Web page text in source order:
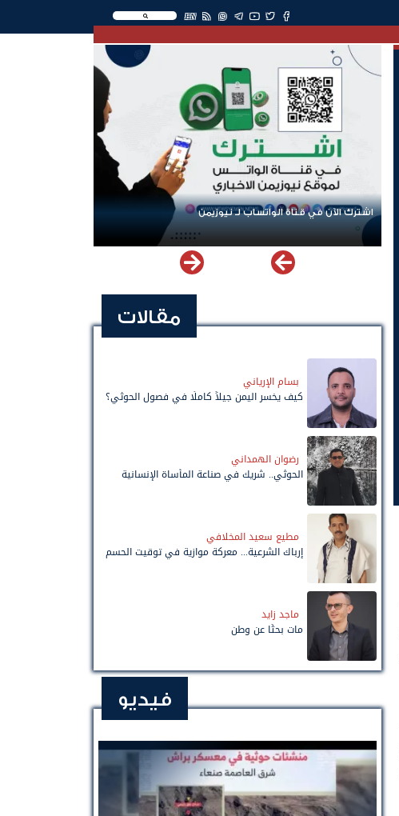
EN
اشترك الآن في قناة الواتساب لـ نيوزيمن
مقالات
بسام الإرياني
كيف يخسر اليمن جيلاً كاملًا في فصول الحوثي؟
رضوان الهمداني
الحوثي.. شريك في صناعة المأساة الإنسانية
مطيع سعيد المخلافي
إرباك الشرعية... معركة موازية في توقيت الحسم
ماجد زايد
مات بحثًا عن وطن
فيديو